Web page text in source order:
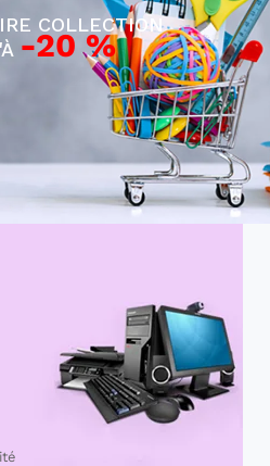
COLLECTION
-20 %